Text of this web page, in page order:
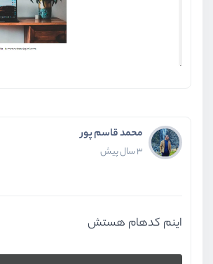
محمد قاسم پور
3 سال پیش
اینم کدهام هستش